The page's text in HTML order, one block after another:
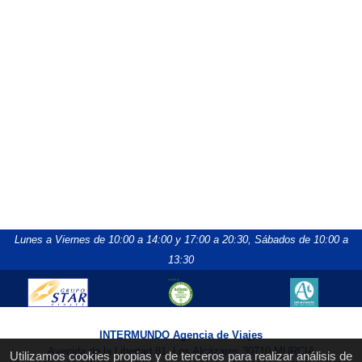
Utilizamos cookies propias y de terceros para realizar análisis de
Lunes a Viernes de 10:00 a 14:00 y 17:00 a 20:30, Sábados de 10:00 a
13:30
INTERMUNDO Agencia de Viajes
Avenida de la Libertad 81, Los Alcázares 30710 MURCIA